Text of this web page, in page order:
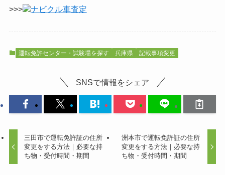
>>> ナビクル車査定
運転免許センター・試験場を探す 兵庫県 記載事項変更
SNSで情報をシェア
三田市で運転免許証の住所
変更をする方法｜必要な持
ち物・受付時間・期間
洲本市で運転免許証の住所
変更をする方法｜必要な持
ち物・受付時間・期間